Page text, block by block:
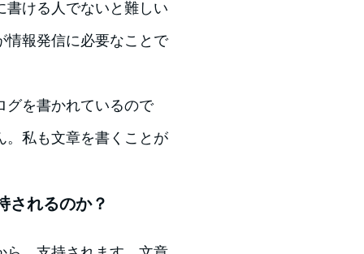
書ける人でないと難しい
情報発信に必要なことで
グを書かれているので
。私も文章を書くことが
されるのか？